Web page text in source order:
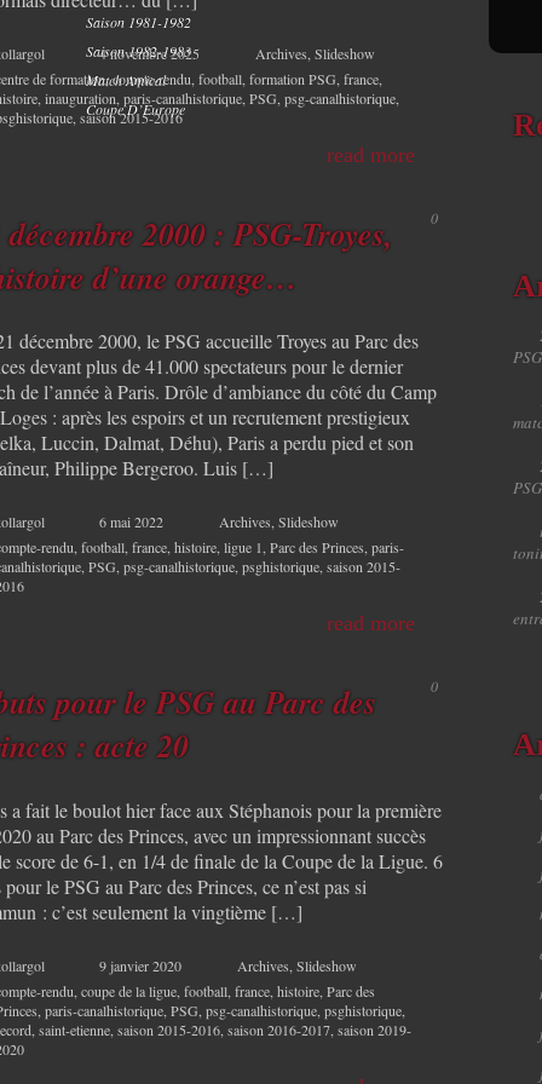
Saison 1981-1982
Saison 1982-1983
Match Amical
Coupe D’Europe
4 novembre 2025 Archives Slideshow
de formation,compte-rendu football formation PSG france
inauguration paris-canalhistorique PSG psg-canalhistorique
saison 2015-2016
read more
0
décembre 2000 : PSG-Troyes,
d’une orange…
décembre 2000, le PSG accueille Troyes au Parc des
devant plus de 41.000 spectateurs pour le dernier
de l’année à Paris. Drôle d’ambiance du côté du Camp
: après les espoirs et un recrutement prestigieux
Luccin, Dalmat, Déhu), Paris a perdu pied et son
Philippe Bergeroo. Luis […]
6 mai 2022 Archives Slideshow
rendu football france histoire ligue 1 Parc des Princes paris-
PSG psg-canalhistorique psghistorique saison 2015-
read more
0
pour le PSG au Parc des
: acte 20
a fait le boulot hier face aux Stéphanois pour la première
au Parc des Princes, avec un impressionnant succès
score de 6-1, en 1/4 de finale de la Coupe de la Ligue. 6
pour le PSG au Parc des Princes, ce n’est pas si
: c’est seulement la vingtième […]
9 janvier 2020 Archives Slideshow
rendu coupe de la ligue football france histoire Parc des
paris-canalhistorique PSG psg-canalhistorique psghistorique
saint-etienne saison 2015-2016 saison 2016-2017 saison 2019-